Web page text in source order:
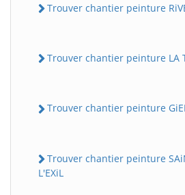
Trouver chantier peinture
Trouver chantier peinture LA
Trouver chantier peinture
Trouver chantier peinture
L'EXiL